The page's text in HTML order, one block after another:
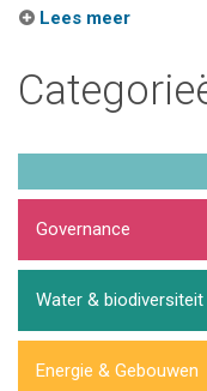
Lees meer
Governance
Water & biodiversiteit
Energie & Gebouwen